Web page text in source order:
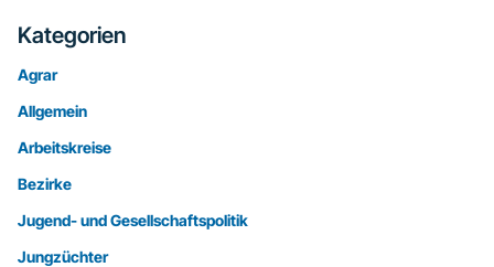
Kategorien
Agrar
Allgemein
Arbeitskreise
Bezirke
Jugend- und Gesellschaftspolitik
Jungzüchter